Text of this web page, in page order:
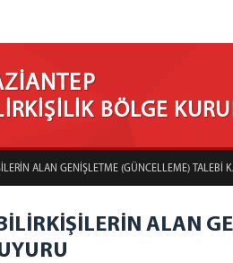
BÖLGE
ALAN GENİŞLETME (GÜNCELLEME) TALEBİ
ALAN